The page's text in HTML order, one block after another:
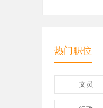
热门职位
文员